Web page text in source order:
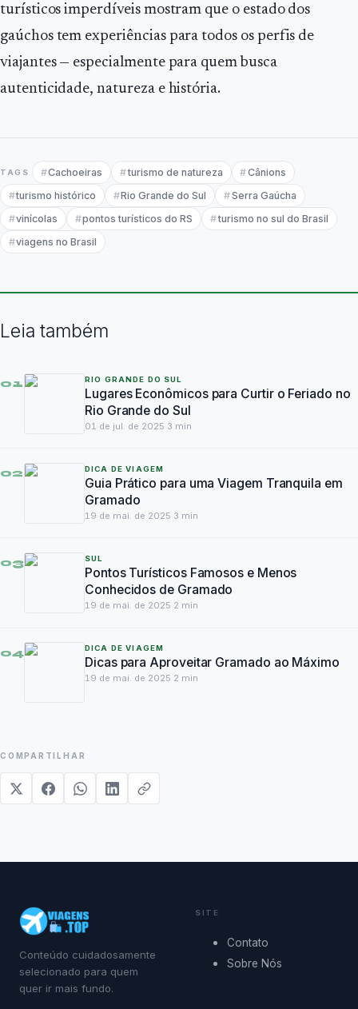
turísticos imperdíveis mostram que o estado dos
gaúchos tem experiências para todos os perfis de
viajantes — especialmente para quem busca
autenticidade, natureza e história.
TAGS Cachoeiras turismo de natureza
Cânions
turismo histórico
Rio Grande do Sul
Serra Gaúcha
vinícolas
pontos turísticos do RS
turismo no sul do Brasil
viagens no Brasil
Leia também
01 RIO GRANDE DO SUL
Lugares Econômicos para Curtir o Feriado no
Rio Grande do Sul
01 de jul. de 2025 3 min
02 DICA DE VIAGEM
Guia Prático para uma Viagem Tranquila em
Gramado
19 de mai. de 2025 3 min
03 SUL
Pontos Turísticos Famosos e Menos
Conhecidos de Gramado
19 de mai. de 2025 2 min
04 DICA DE VIAGEM
Dicas para Aproveitar Gramado ao Máximo
19 de mai. de 2025 2 min
COMPARTILHAR
Conteúdo cuidadosamente
selecionado para quem
quer ir mais fundo.
SITE
Contato
Sobre Nós